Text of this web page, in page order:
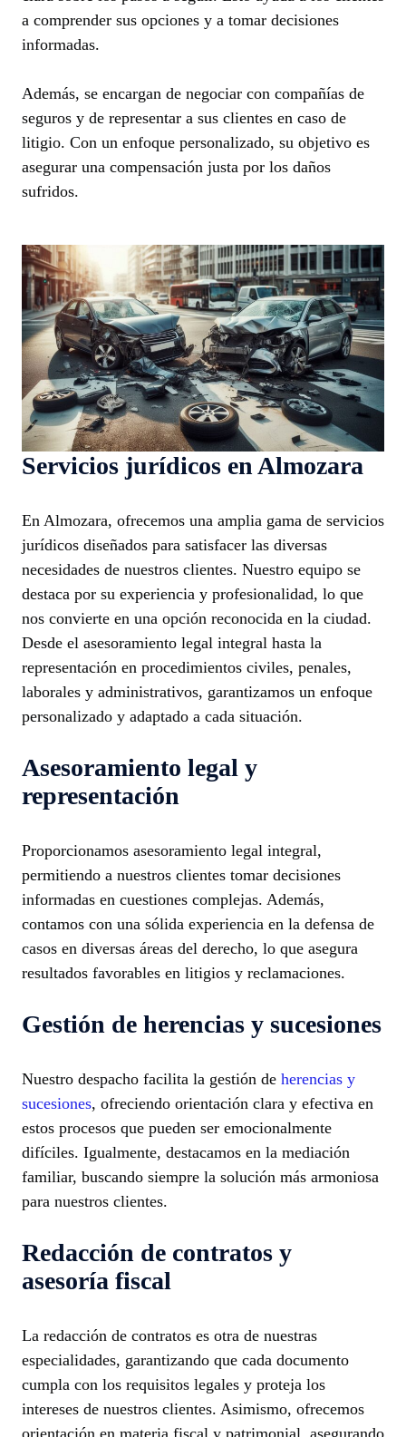
a comprender sus opciones y a tomar decisiones
informadas.
Además, se encargan de negociar con compañías de
seguros y de representar a sus clientes en caso de
litigio. Con un enfoque personalizado, su objetivo es
asegurar una compensación justa por los daños
sufridos.
Servicios jurídicos en Almozara
En Almozara, ofrecemos una amplia gama de servicios
jurídicos diseñados para satisfacer las diversas
necesidades de nuestros clientes. Nuestro equipo se
destaca por su experiencia y profesionalidad, lo que
nos convierte en una opción reconocida en la ciudad.
Desde el asesoramiento legal integral hasta la
representación en procedimientos civiles, penales,
laborales y administrativos, garantizamos un enfoque
personalizado y adaptado a cada situación.
Asesoramiento legal y
representación
Proporcionamos asesoramiento legal integral,
permitiendo a nuestros clientes tomar decisiones
informadas en cuestiones complejas. Además,
contamos con una sólida experiencia en la defensa de
casos en diversas áreas del derecho, lo que asegura
resultados favorables en litigios y reclamaciones.
Gestión de herencias y sucesiones
Nuestro despacho facilita la gestión de herencias y
sucesiones, ofreciendo orientación clara y efectiva en
estos procesos que pueden ser emocionalmente
difíciles. Igualmente, destacamos en la mediación
familiar, buscando siempre la solución más armoniosa
para nuestros clientes.
Redacción de contratos y
asesoría fiscal
La redacción de contratos es otra de nuestras
especialidades, garantizando que cada documento
cumpla con los requisitos legales y proteja los
intereses de nuestros clientes. Asimismo, ofrecemos